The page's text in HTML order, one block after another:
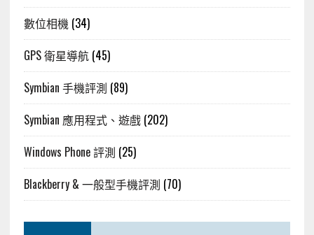
數位相機(34)
GPS 衛星導航(45)
Symbian 手機評測 (89)
Symbian 應用程式、遊戲(202)
Windows Phone 評測 (25)
Blackberry & 一般型手機評測 (70)